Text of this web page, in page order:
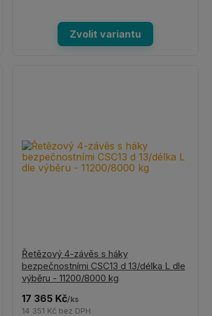
Zvolit variantu
Řetězový 4-závěs s háky
bezpečnostními CSC13 d 13/délka L dle
výběru - 11200/8000 kg
17 365 Kč/ks
14 351 Kč bez DPH